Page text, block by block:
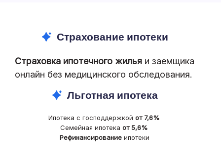
Страхование ипотеки
Страховка ипотечного жилья и заемщика
онлайн без медицинского обследования.
Льготная ипотека
Ипотека с господдержкой от 7,6%
Семейная ипотека от 5,6%
Рефинансирование ипотеки